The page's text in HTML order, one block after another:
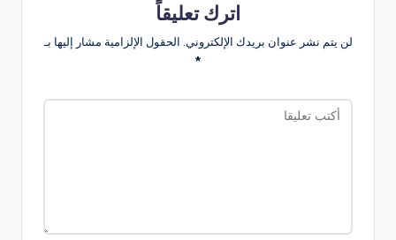
اترك تعليقاً
لن يتم نشر عنوان بريدك الإلكتروني. الحقول الإلزامية مشار إليها بـ
*